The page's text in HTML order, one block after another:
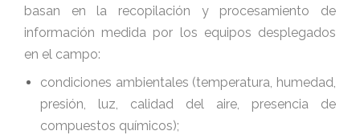
basan en la recopilación y procesamiento de
información medida por los equipos desplegados
en el campo:
condiciones ambientales (temperatura, humedad,
presión, luz, calidad del aire, presencia de
compuestos químicos);